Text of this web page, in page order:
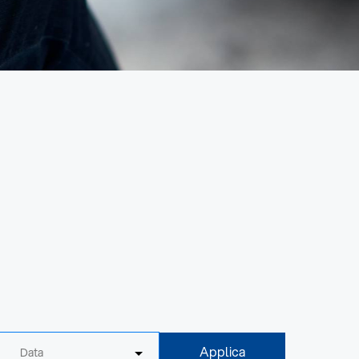
Data Applica